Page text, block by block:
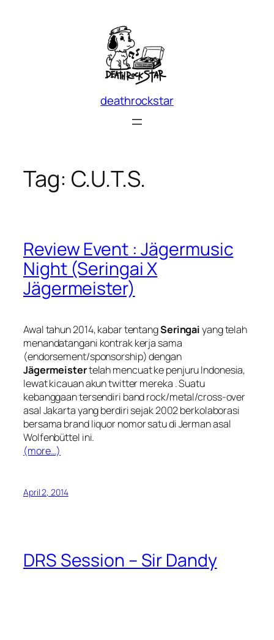
deathrockstar
Tag: C.U.T.S.
Review Event : Jägermusic
Night (Seringai X
Jägermeister)
Awal tahun 2014, kabar tentangSeringaiyang telah
menandatangani kontrak kerja sama
(endorsement/sponsorship) dengan
Jägermeistertelah mencuat ke penjuru Indonesia,
lewat kicauan akun twitter mereka . Suatu
kebanggaan tersendiri band rock/metal/cross-over
asal Jakarta yang berdiri sejak 2002 berkolaborasi
bersama brandliquornomor satu di Jerman asal
Wolfenbüttel ini.
(more…)
April 2, 2014
DRS Session – Sir Dandy